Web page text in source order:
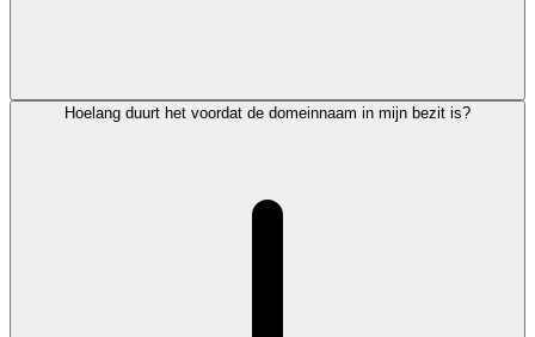
Hoelang duurt het voordat de domeinnaam in mijn bezit is?